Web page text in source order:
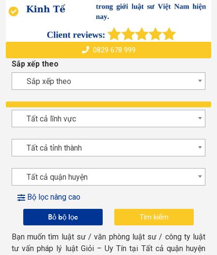
0829 678 999
Sắp xếp theo
Sắp xếp theo
Tất cả lĩnh vực
Tất cả tỉnh thành
Tất cả quận huyện
Bộ lọc nâng cao
Bỏ bộ lọc
Bạn muốn tìm luật sư / văn phòng luật sư / công ty luật
tư vấn pháp lý luật Giỏi – Uy Tín tại Tất cả quận huyện